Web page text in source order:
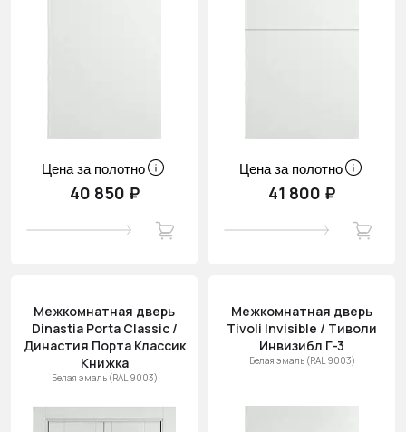
Цена за полотно
40 850 ₽
Цена за полотно
41 800 ₽
Межкомнатная дверь
Dinastia Porta Classic /
Династия Порта Классик
Книжка
Белая эмаль (RAL 9003)
Межкомнатная дверь
Tivoli Invisible / Тиволи
Инвизибл Г-3
Белая эмаль (RAL 9003)